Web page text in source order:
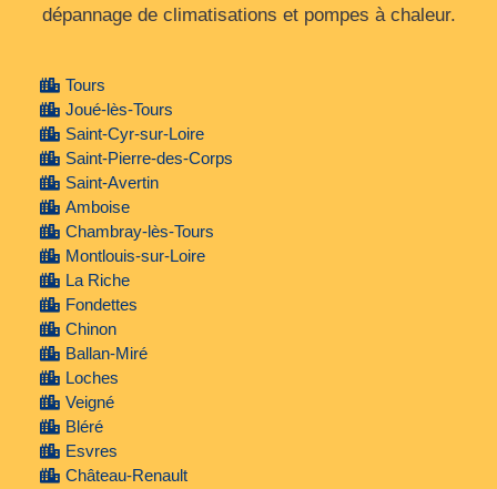
dépannage de climatisations et pompes à chaleur.
Tours
Joué-lès-Tours
Saint-Cyr-sur-Loire
Saint-Pierre-des-Corps
Saint-Avertin
Amboise
Chambray-lès-Tours
Montlouis-sur-Loire
La Riche
Fondettes
Chinon
Ballan-Miré
Loches
Veigné
Bléré
Esvres
Château-Renault